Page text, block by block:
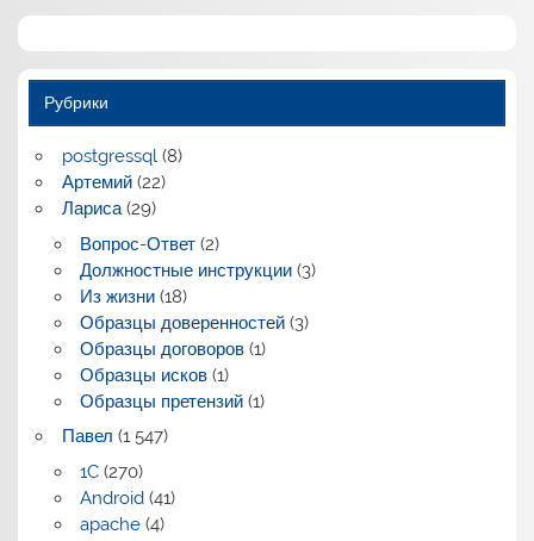
Рубрики
postgressql(8)
Артемий(22)
Лариса(29)
Вопрос-Ответ(2)
Должностные инструкции(3)
Из жизни(18)
Образцы доверенностей(3)
Образцы договоров(1)
Образцы исков(1)
Образцы претензий(1)
Павел (1 547)
1C(270)
Android(41)
apache(4)